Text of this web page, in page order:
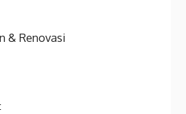
& Renovasi